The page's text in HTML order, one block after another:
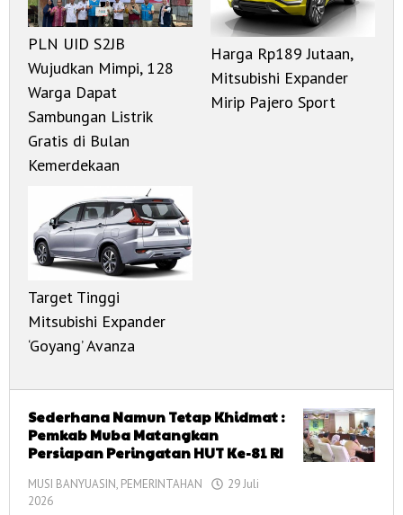
PLN UID S2JB
Wujudkan Mimpi, 128
Warga Dapat
Sambungan Listrik
Gratis di Bulan
Kemerdekaan
Harga Rp189 Jutaan,
Mitsubishi Expander
Mirip Pajero Sport
Target Tinggi
Mitsubishi Expander
‘Goyang’ Avanza
Sederhana Namun Tetap Khidmat :
Pemkab Muba Matangkan
Persiapan Peringatan HUT Ke-81 RI
MUSI BANYUASIN, PEMERINTAHAN
29 Juli
2026